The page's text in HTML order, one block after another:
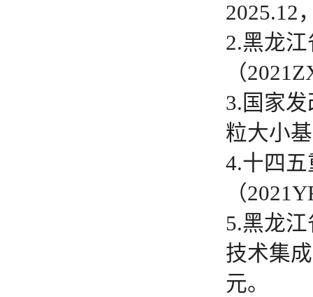
2025.12
2.黑龙
（
3.国家
粒大小
4.十四
（
5.黑龙
技术集
元。